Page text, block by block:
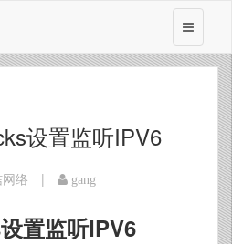
设置监听IPV6
网络 | gang
置监听IPV6